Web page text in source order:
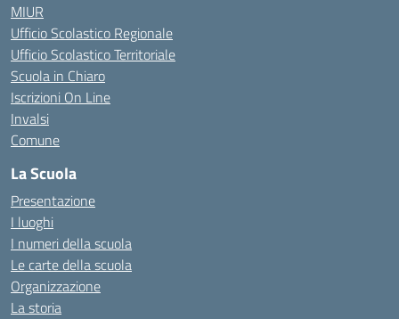
MIUR
Ufficio Scolastico Regionale
Ufficio Scolastico Territoriale
Scuola in Chiaro
Iscrizioni On Line
Invalsi
Comune
La Scuola
Presentazione
I luoghi
I numeri della scuola
Le carte della scuola
Organizzazione
La storia